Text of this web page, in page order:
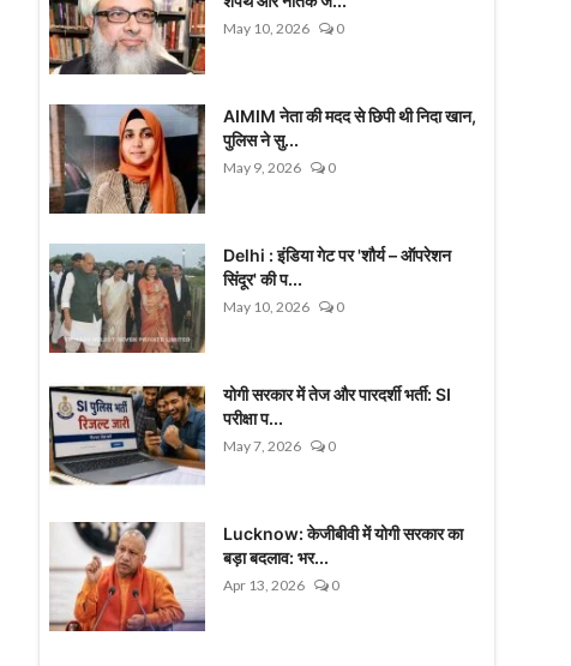
May 10, 2026 0
AIMIM नेता की मदद से छिपी थी निदा खान,
पुलिस ने सु...
May 9, 2026 0
Delhi : इंडिया गेट पर 'शौर्य – ऑपरेशन
सिंदूर' की प...
May 10, 2026 0
योगी सरकार में तेज और पारदर्शी भर्ती: SI
परीक्षा प...
May 7, 2026 0
Lucknow: केजीबीवी में योगी सरकार का
बड़ा बदलाव: भर...
Apr 13, 2026 0